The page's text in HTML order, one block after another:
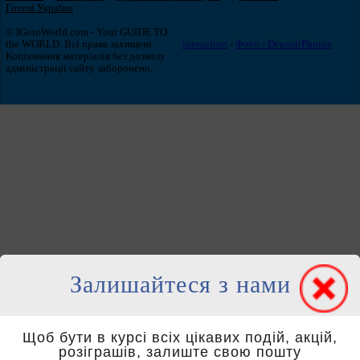
Готелі України
© IGotoWorld.com - Your GUIDE TO
the WORLD. Всі права захищені.
Копіювання матеріалів без дозволу
адміністрації сайту заборонено.
iproaction - Фото - DepositPhotos
Залишайтеся з нами
Щоб бути в курсі всіх цікавих подій, акцій,
розіграшів, залиште свою пошту